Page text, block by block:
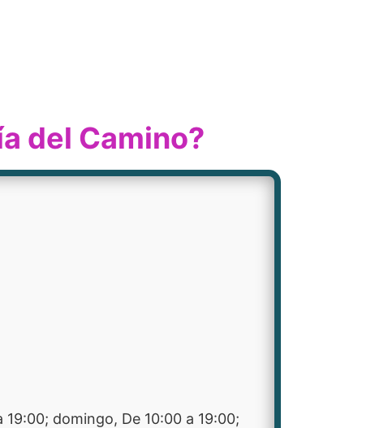
del Camino?
19:00; domingo, De 10:00 a 19:00;